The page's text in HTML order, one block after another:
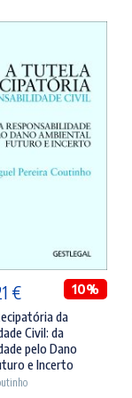
€.
€O
preço
atual
é:
33,21 €.
10%
da
Civil: da
pelo Dano
e Incerto